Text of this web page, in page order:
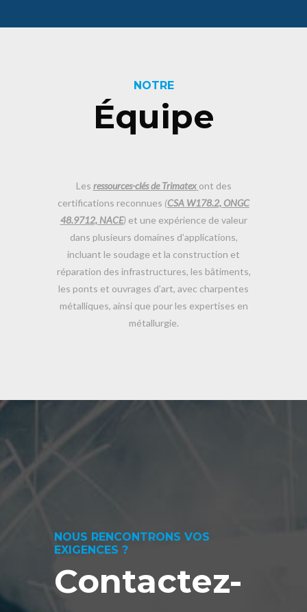
NOTRE
Équipe
Les ressources-clés de Trimatex ont des
certifications reconnues (CSA W178.2, ONGC
48.9712, NACE) et une expérience de valeur
dans plusieurs domaines d’applications,
incluant le soudage et la construction et
réparation des infrastructures, les bâtiments,
les ponts et ouvrages d’art, avec charpentes
métalliques, ainsi que pour les expertises en
métallurgie.
NOUS RENCONTRONS VOS
EXIGENCES ?
Contactez-